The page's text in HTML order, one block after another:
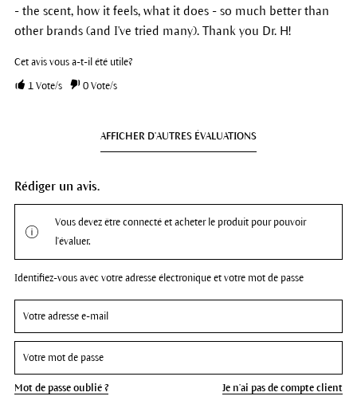
- the scent, how it feels, what it does - so much better than
other brands (and I've tried many). Thank you Dr. H!
Cet avis vous a-t-il été utile?
1 Vote/s 0Vote/s
AFFICHER D'AUTRES ÉVALUATIONS
Rédiger un avis.
Vous devez être connecté et acheter le produit pour pouvoir
l'évaluer.
Identifiez-vous avec votre adresse électronique et votre mot de passe
Mot de passe oublié ? Je n'ai pas de compte client